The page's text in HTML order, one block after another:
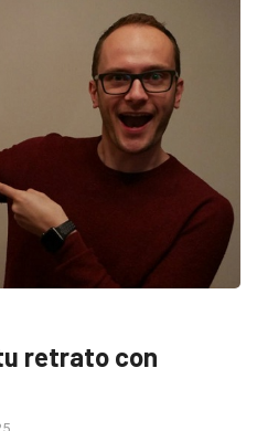
retrato con